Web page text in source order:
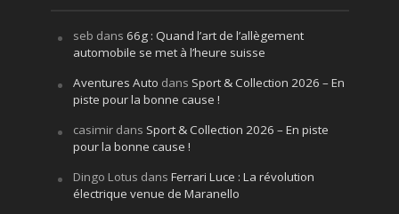
seb dans 66g : Quand l’art de l’allègement
automobile se met à l’heure suisse
Aventures Auto dans Sport & Collection 2026 – En
piste pour la bonne cause !
casimirdans Sport & Collection 2026 – En piste
pour la bonne cause !
Dingo Lotus dans Ferrari Luce : La révolution
électrique venue de Maranello